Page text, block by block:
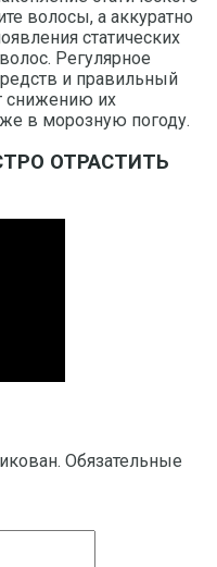
волосы, а аккуратно
статических
Регулярное
и правильный
снижению их
в морозную погоду.
ОТРАСТИТЬ
Обязательные